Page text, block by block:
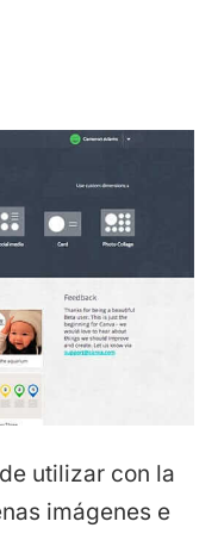
utilizar con la
imágenes e